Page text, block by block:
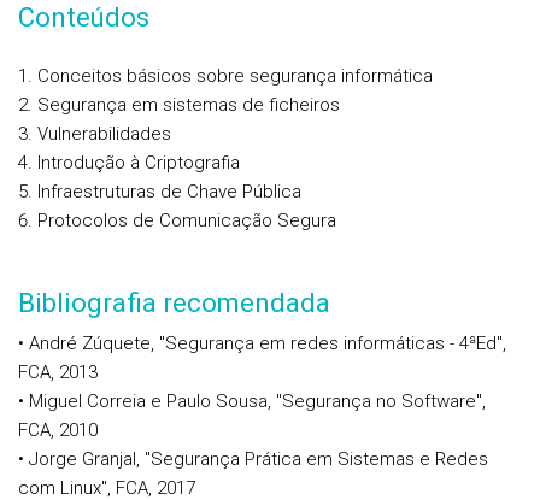
Conteúdos
Conceitos básicos sobre segurança informática
Segurança em sistemas de ficheiros
Vulnerabilidades
Introdução à Criptografia
Infraestruturas de Chave Pública
Protocolos de Comunicação Segura
Bibliografia recomendada
• André Zúquete, "Segurança em redes informáticas - 4ªEd",
FCA, 2013
• Miguel Correia e Paulo Sousa, "Segurança no Software",
FCA, 2010
• Jorge Granjal, "Segurança Prática em Sistemas e Redes
com Linux", FCA, 2017